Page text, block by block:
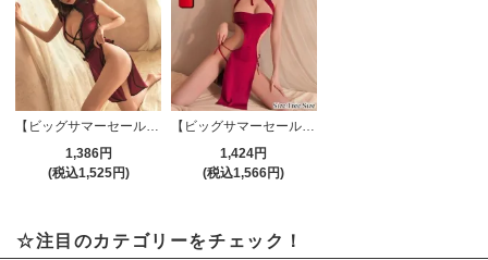
【ビッグサマーセール対象品】セクシーコスプレ(SEXYCOSPLAY) 2679
1,386円
(税込1,525円)
【ビッグサマーセール対象品】セクシーコスプレ(SEXYCOSPLAY) 3178
1,424円
(税込1,566円)
☆注目のカテゴリーをチェック！